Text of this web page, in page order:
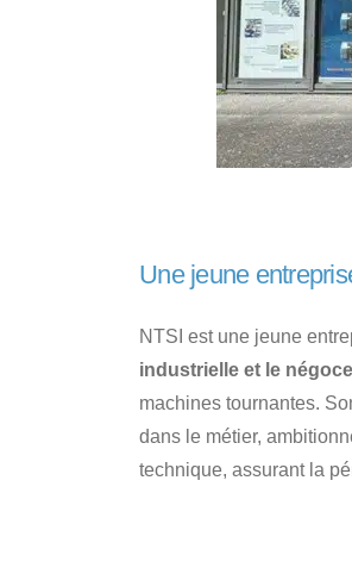
Une jeune
NTSI est une jeune
industrielle et le
machines tournantes.
dans le métier,
technique, assurant la